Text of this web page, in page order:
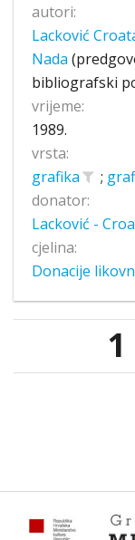
autori:
Lacković
Nada
bibliografski
vrijeme:
1989.
vrsta:
grafika
;
donator:
Lacković -
cjelina:
Donacije